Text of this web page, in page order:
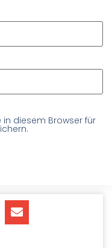
in diesem Browser für